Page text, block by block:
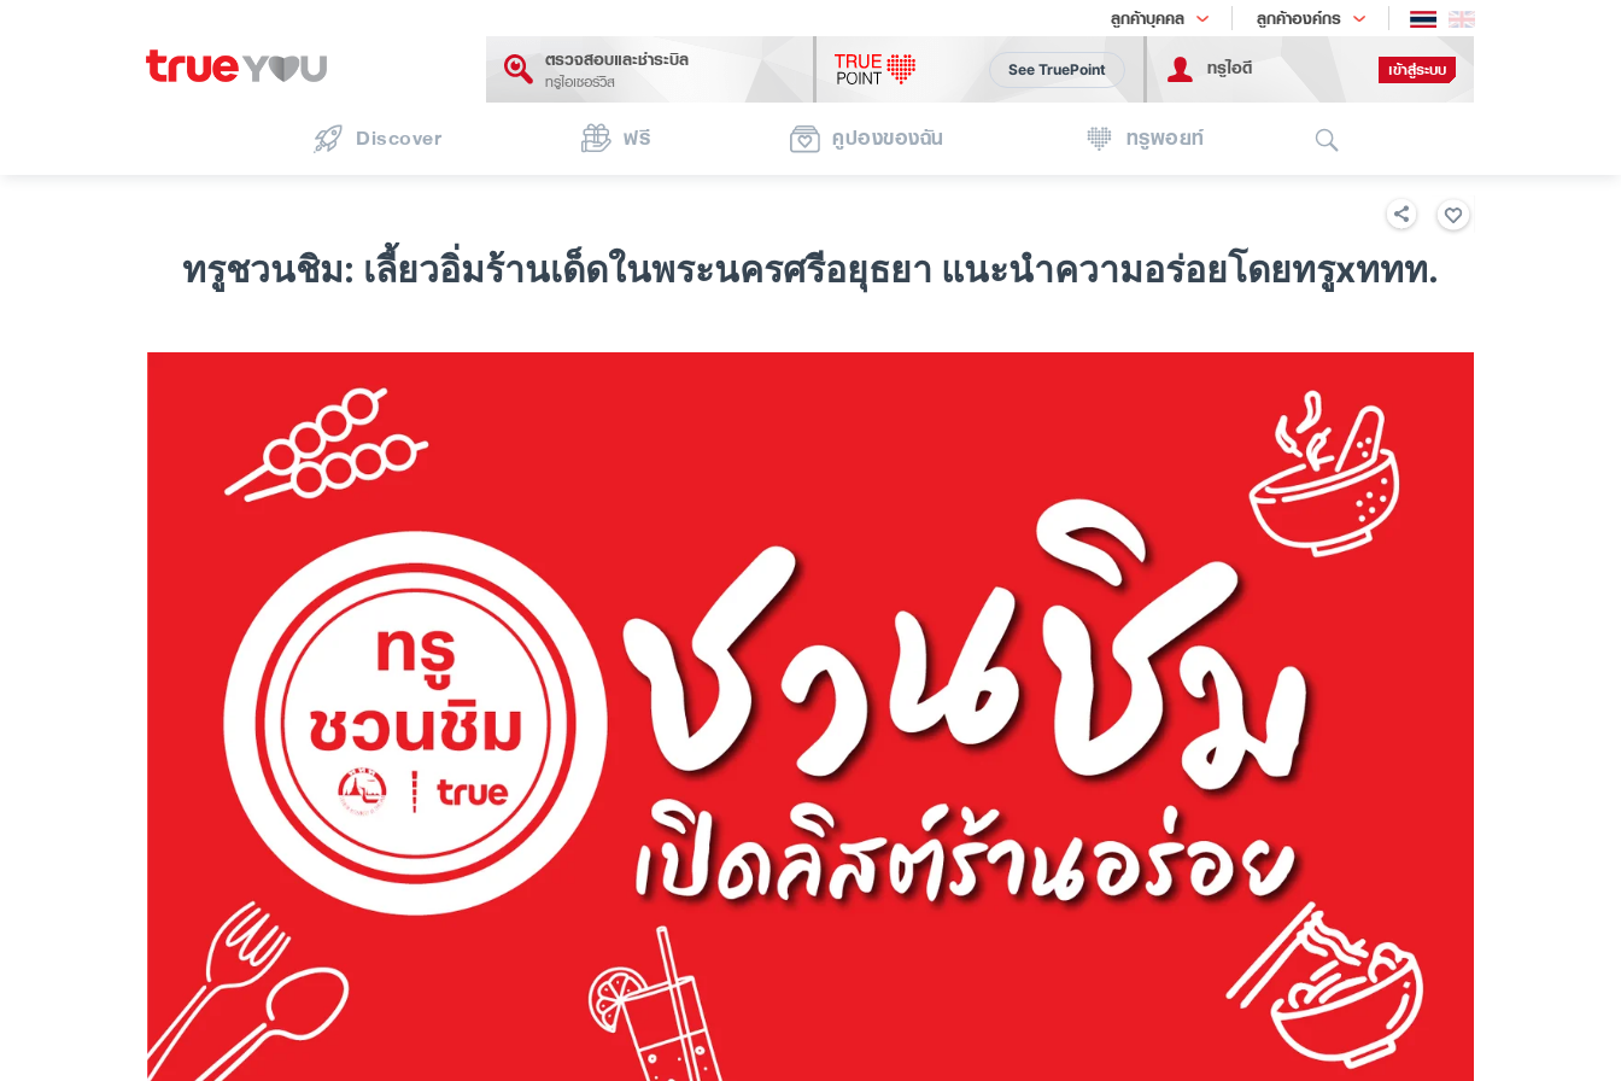
ลูกค้าบุคคล ลูกค้าองค์กร
เทรนด์เทคโนโลยี
ตรวจสอบและชำระบิล
ทรูไอเซอร์วิส
See TruePoint ทรูไอดี เข้าสู่ระบบ
Discover ฟรี คูปองของฉัน ทรูพอยท์
ทรูชวนชิม: เลี้ยวอิ่มร้านเด็ดในพระนครศรีอยุธยา แนะนำความอร่อยโดยทรูxททท.